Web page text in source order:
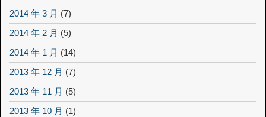
2014 年 3 月 (7)
2014 年 2 月 (5)
2014 年 1 月 (14)
2013 年 12 月 (7)
2013 年 11 月 (5)
2013 年 10 月 (1)